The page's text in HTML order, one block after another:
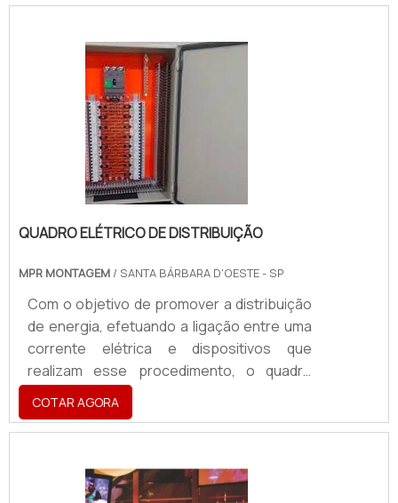
ou escovado; Aço com revestimento
com pintura automotiva; MDF; PVC
expandido; Madeira bruta. É fundamental
que uma fábrica conheça a vasta gama de
alternativas em materiais para letras caixa a
QUADRO ELÉTRICO DE DISTRIBUIÇÃO
MPR MONTAGEM / SANTA BÁRBARA D'OESTE - SP
Com o objetivo de promover a distribuição
de energia, efetuando a ligação entre uma
corrente elétrica e dispositivos que
realizam esse procedimento, o quadro
elétrico de distribuição conta com um
painel de controle, equipamento que é
responsável por conectar os cabos de
elétrico desse equipamento abriga
COTAR AGORA